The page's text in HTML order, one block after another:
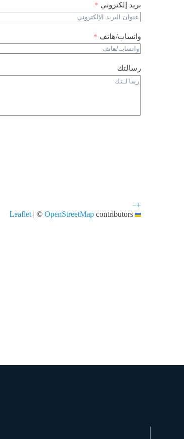
+
−
Leaflet
| © OpenStreetMapcontributors
بريد إلكتروني
واتساب/هاتف
رسالتك